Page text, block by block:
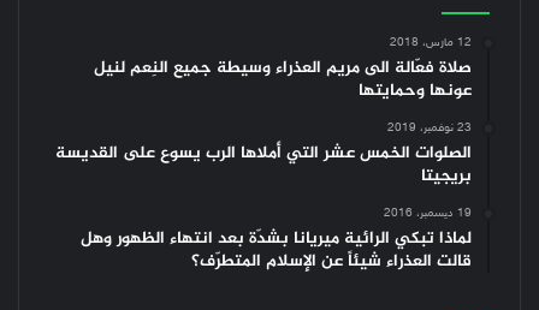
12 مارس، 2018
صلاة فعّالة الى مريم العذراء وسيطة جميع النِعم لنيل
عونها وحمايتها
23 نوفمبر، 2019
الصلوات الخمس عشر التي أملاها الرب يسوع على القديسة
بريجيتا
19 ديسمبر، 2016
لماذا تبكي الرائية ميريانا بشدّة بعد انتهاء الظهور وهل
قالت العذراء شيئاً عن الإسلام المتطرّف؟